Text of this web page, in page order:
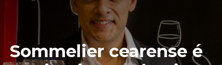
Sommelier cearense é